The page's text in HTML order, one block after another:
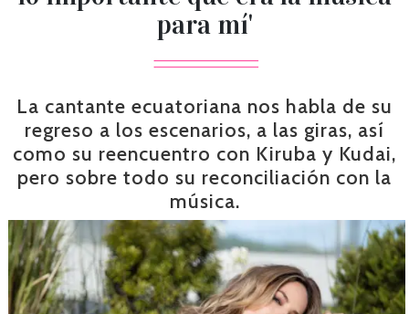
para mí'
La cantante ecuatoriana nos habla de su
regreso a los escenarios, a las giras, así
como su reencuentro con Kiruba y Kudai,
pero sobre todo su reconciliación con la
música.